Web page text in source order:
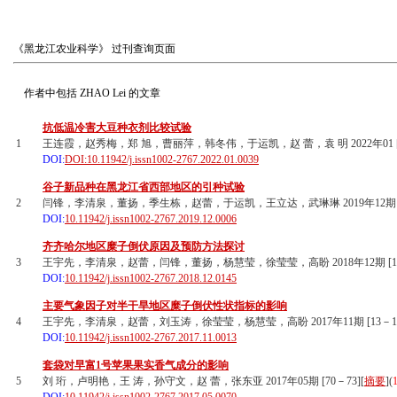
《黑龙江农业科学》 过刊查询页面
作者中包括 ZHAO Lei 的文章
1
抗低温冷害大豆种衣剂比较试验
王连霞，赵秀梅，郑 旭，曹丽萍，韩冬伟，于运凯，赵 蕾，袁 明 2022年01
DOI:DOI:10.11942/j.issn1002-2767.2022.01.0039
2
谷子新品种在黑龙江省西部地区的引种试验
闫锋，李清泉，董扬，季生栋，赵蕾，于运凯，王立达，武琳琳 2019年12
DOI:10.11942/j.issn1002-2767.2019.12.0006
3
齐齐哈尔地区糜子倒伏原因及预防方法探讨
王宇先，李清泉，赵蕾，闫锋，董扬，杨慧莹，徐莹莹，高盼 2018年12期
DOI:10.11942/j.issn1002-2767.2018.12.0145
4
主要气象因子对半干旱地区糜子倒伏性状指标的影响
王宇先，李清泉，赵蕾，刘玉涛，徐莹莹，杨慧莹，高盼 2017年11期 [13－
DOI:10.11942/j.issn1002-2767.2017.11.0013
5
套袋对早富1号苹果果实香气成分的影响
刘 珩，卢明艳，王 涛，孙守文，赵 蕾，张东亚 2017年05期 [70－73][摘要](